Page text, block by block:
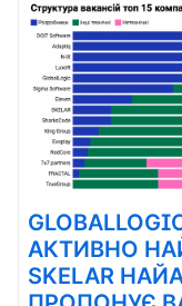
АКТИВНО
SKELAR